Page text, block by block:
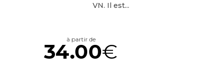
VN. Il est...
à partir de
34.00€